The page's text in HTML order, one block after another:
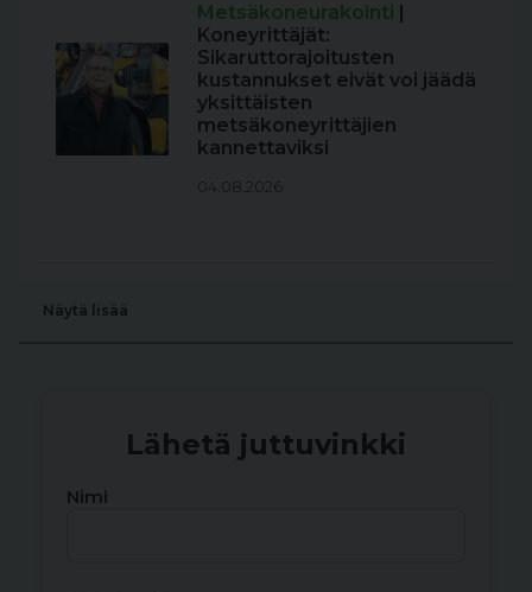
Metsäkoneurakointi
Koneyrittäjät:
Sikaruttorajoitusten
kustannukset eivät voi jäädä
yksittäisten
metsäkoneyrittäjien
kannettaviksi
04.08.2026
Näytä lisää
Lähetä juttuvinkki
Nimi